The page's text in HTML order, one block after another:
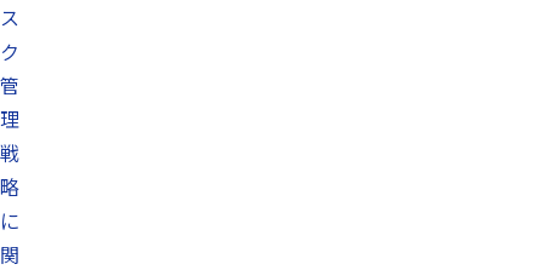
ス
ク
管
理
戦
略
に
関